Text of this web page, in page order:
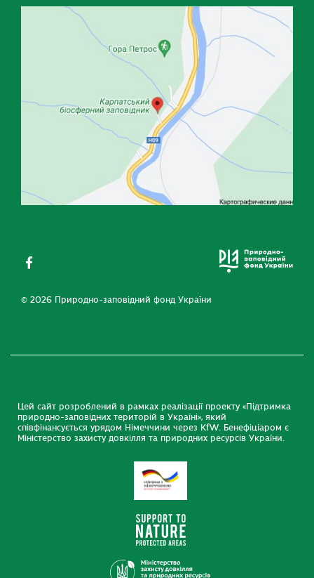
© 2026 Природно-заповідний фонд України
Цей сайт розроблений в рамках реалізації проекту «Підтримка
природно-заповідних територій в Україні», який
співфінансується урядом Німеччини через KfW. Бенефіціаром є
Міністерство захисту довкілля та природних ресурсів України.